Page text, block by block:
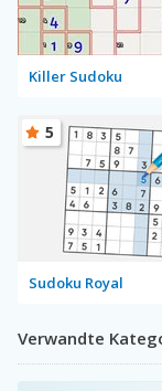
Killer Sudoku
Sudoku Royal
5
Verwandte